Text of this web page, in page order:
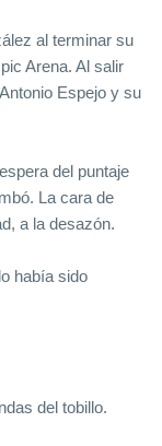
al terminar su
Arena. Al salir
Espejo y su
del puntaje
La cara de
a la desazón.
había sido
del tobillo.